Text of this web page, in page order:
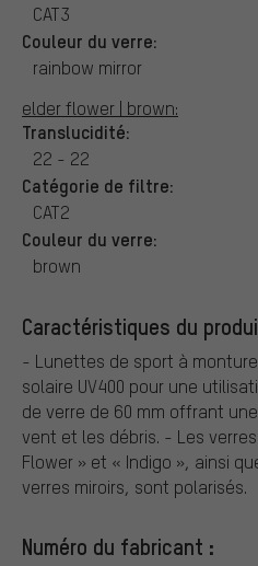
CAT3
Couleur du verre:
rainbow mirror
elder flower | brown:
Translucidité:
22 - 22
Catégorie de filtre:
CAT2
Couleur du verre:
brown
Caractéristiques du
- Lunettes de sport à
solaire UV400 pour une
de verre de 60 mm offrant
vent et les débris. - Les
Flower » et « Indigo », ainsi
verres miroirs, sont polarisés.
Numéro du fabricant :